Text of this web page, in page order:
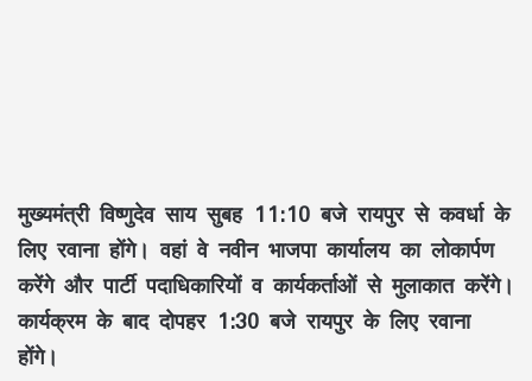
मुख्यमंत्री विष्णुदेव साय सुबह 11:10 बजेरायपुर से कवर्धा के
लिए रवाना होंगे। वहां वेनवीन भाजपा कार्यालयका लोकार्पण
करेंगे और पार्टी पदाधिकारियों व कार्यकर्ताओं से मुलाकात करेंगे।
कार्यक्रम के बाद दोपहर 1:30 बजेरायपुर के लिए रवाना
होंगे।